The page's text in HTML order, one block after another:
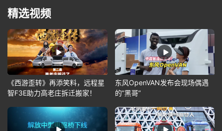
精选视频
《西游歪转》再添笑料，远程星
智F3E助力高老庄拆迁搬家！
东风OpenVAN发布会现场偶遇
的”黑哥”